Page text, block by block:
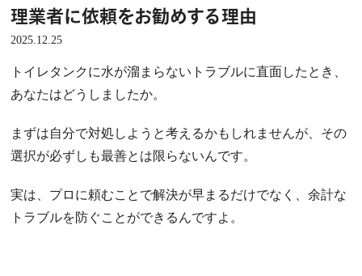
理業者に依頼をお勧めする理由
2025.12.25
トイレタンクに水が溜まらないトラブルに直面したとき、
あなたはどうしましたか。
まずは自分で対処しようと考えるかもしれませんが、その
選択が必ずしも最善とは限らないんです。
実は、プロに頼むことで解決が早まるだけでなく、余計な
トラブルを防ぐことができるんですよ。